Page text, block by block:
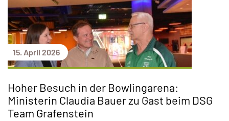
15. April 2026
Hoher Besuch in der Bowlingarena:
Ministerin Claudia Bauer zu Gast beim DSG
Team Grafenstein